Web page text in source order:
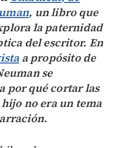
, un libro que
la paternidad
del escritor. En
a propósito de
se
por qué cortar las
hijo no era un tema